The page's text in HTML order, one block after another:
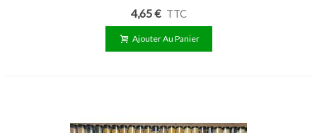
250g
4,65 € TTC
Ajouter Au Panier